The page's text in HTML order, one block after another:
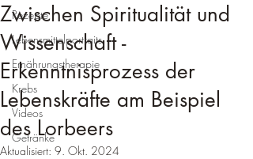
Rezepte
Lebensmittelportraits
Ernährungstherapie
Krebs
Videos
Getränke
Zwischen Spiritualität und
Wissenschaft -
Erkenntnisprozess der
Lebenskräfte am Beispiel
des Lorbeers
Aktualisiert: 9. Okt. 2024